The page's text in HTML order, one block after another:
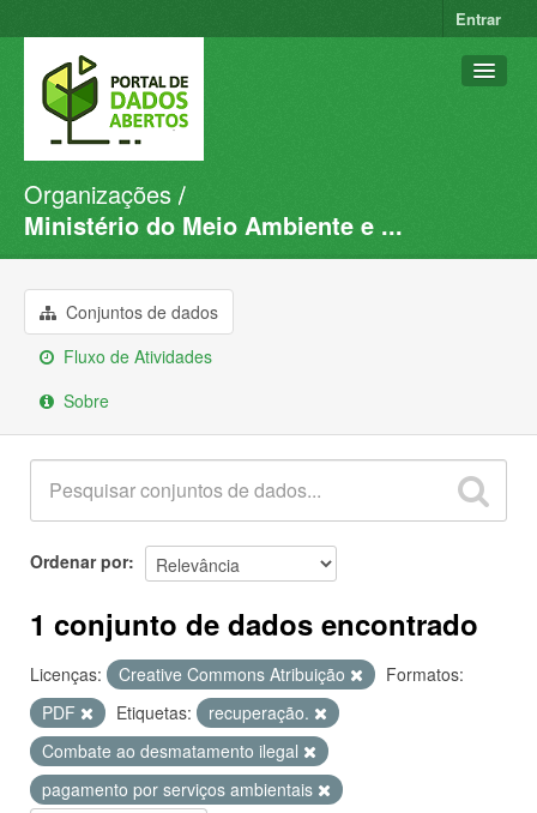
Entrar
Conjuntos de dados
Organizações
Sobre
Organizações
Ministério do Meio Ambiente e ...
Conjuntos de dados
Fluxo de Atividades
Sobre
Ordenar por
1 conjunto de dados encontrado
Licenças: Creative Commons Atribuição
Formatos:
PDF
Etiquetas:
recuperação.
Combate ao desmatamento ilegal
pagamento por serviços ambientais